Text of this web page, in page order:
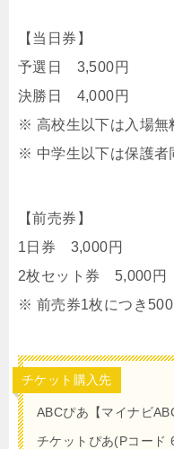
【当日券】
予選日 3,500円
決勝日 4,000円
※ 高校生以下は入場無
※ 中学生以下は保護者
【前売券】
1日券 3,000円
2枚セット券 5,000円
※ 前売券1枚につき500
チケット購入先
ABCぴあ【マイナビ
チケットぴあ(Pコード